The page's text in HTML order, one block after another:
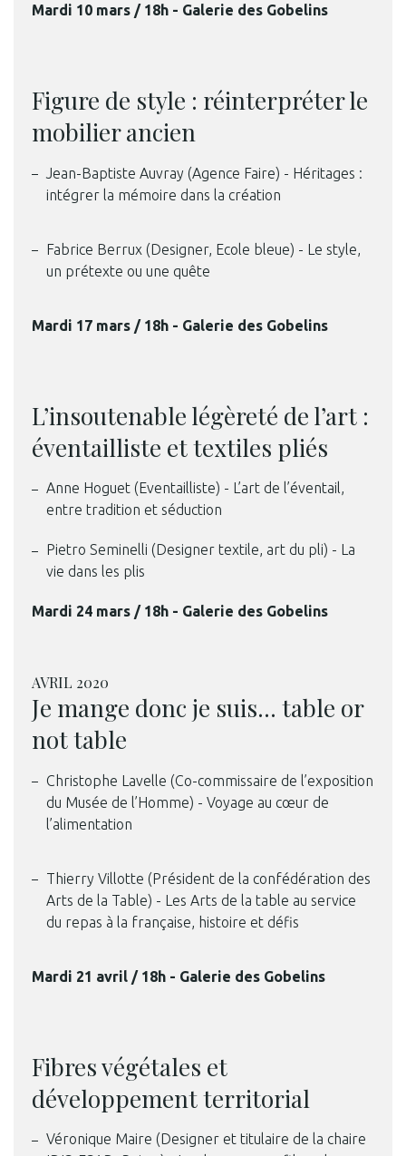
Mardi 10 mars / 18h - Galerie des Gobelins
Figure de style : réinterpréter le
mobilier ancien
Jean-Baptiste Auvray (Agence Faire) - Héritages :
intégrer la mémoire dans la création
Fabrice Berrux (Designer, Ecole bleue) - Le style,
un prétexte ou une quête
Mardi 17 mars / 18h - Galerie des Gobelins
L’insoutenable légèreté de l’art :
éventailliste et textiles pliés
Anne Hoguet (Eventailliste) - L’art de l’éventail,
entre tradition et séduction
Pietro Seminelli (Designer textile, art du pli) - La
vie dans les plis
Mardi 24 mars / 18h - Galerie des Gobelins
AVRIL 2020
Je mange donc je suis… table or
not table
Christophe Lavelle (Co-commissaire de l’exposition
du Musée de l’Homme) - Voyage au cœur de
l’alimentation
Thierry Villotte (Président de la confédération des
Arts de la Table) - Les Arts de la table au service
du repas à la française, histoire et défis
Mardi 21 avril / 18h - Galerie des Gobelins
Fibres végétales et
développement territorial
Véronique Maire (Designer et titulaire de la chaire